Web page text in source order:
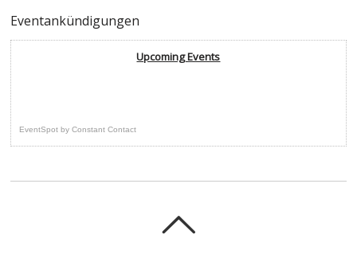
Eventankündigungen
Upcoming Events
EventSpot byConstant Contact